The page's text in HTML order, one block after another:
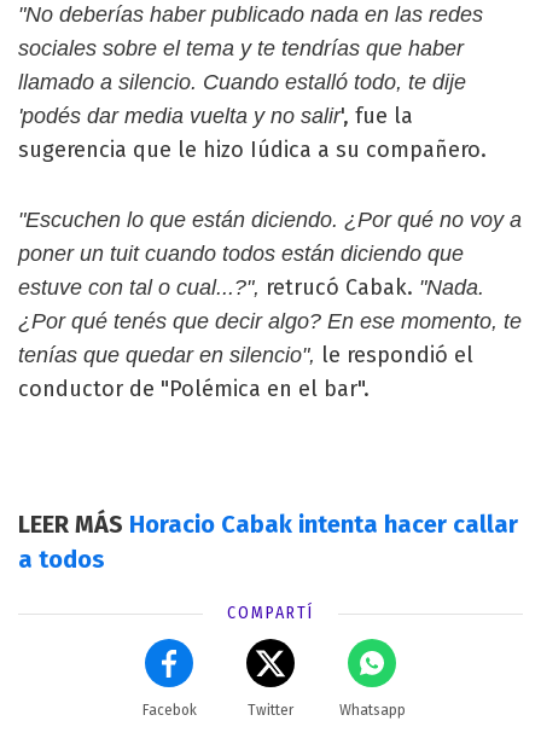
"No deberías haber publicado nada en las redes
sociales sobre el tema y te tendrías que haber
llamado a silencio. Cuando estalló todo, te dije
'podés dar media vuelta y no salir', fue la
sugerencia que le hizo Iúdica a su compañero.
"Escuchen lo que están diciendo. ¿Por qué no voy a
poner un tuit cuando todos están diciendo que
estuve con tal o cual...?", retrucó Cabak. "Nada.
¿Por qué tenés que decir algo? En ese momento, te
tenías que quedar en silencio", le respondió el
conductor de "Polémica en el bar".
LEER MÁS Horacio Cabak intenta hacer callar
a todos
COMPARTÍ
Facebok Twitter Whatsapp